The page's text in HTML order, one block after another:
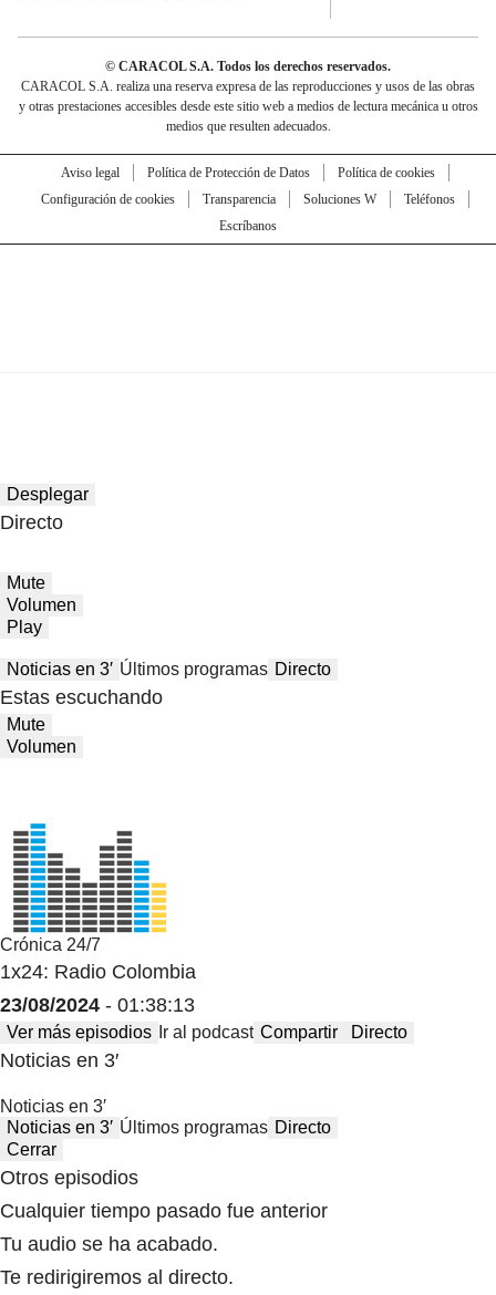
© CARACOL S.A. Todos los derechos reservados.
CARACOL S.A. realiza una reserva expresa de las reproducciones y usos de las obras
y otras prestaciones accesibles desde este sitio web a medios de lectura mecánica u otros
medios que resulten adecuados.
Aviso legal Política de Protección de Datos
Política de cookies
Configuración de cookies
Transparencia Soluciones W
Teléfonos
Escríbanos
Desplegar
Directo
Mute
Volumen
Play
Noticias en 3′ Últimos programas Directo
Estas escuchando
Mute
Volumen
Crónica 24/7
1x24: Radio Colombia
23/08/2024 - 01:38:13
Ver más episodios Ir al podcast Compartir Directo
Noticias en 3′
Noticias en 3′
Noticias en 3′ Últimos programas Directo
Cerrar
Otros episodios
Cualquier tiempo pasado fue anterior
Tu audio se ha acabado.
Te redirigiremos al directo.